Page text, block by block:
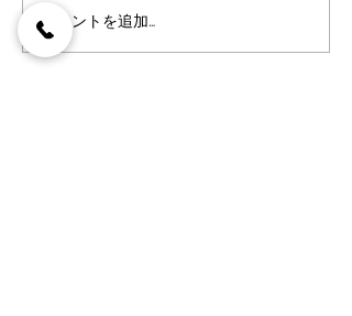
夏本番！かき氷無料クー
ポン配信中！
コメントを追加…